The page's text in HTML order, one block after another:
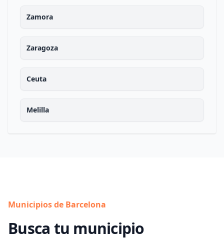
Zamora
Zaragoza
Ceuta
Melilla
Municipios de Barcelona
Busca tu municipio